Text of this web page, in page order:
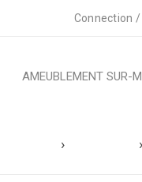
Connection /
AMEUBLEMENT SUR-
› ›